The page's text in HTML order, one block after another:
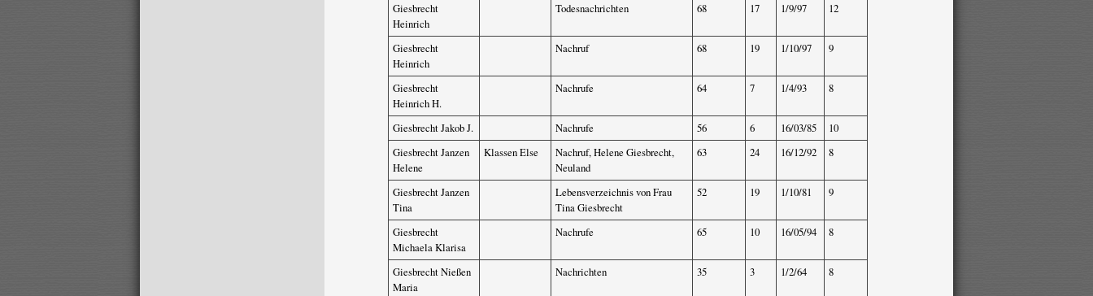
Giesbrecht
Heinrich
Todesnachrichten 68 17 1/9/97 12
Giesbrecht
Heinrich
Nachruf 68 19 1/10/97 9
Giesbrecht
Heinrich H.
Nachrufe 64 7 1/4/93 8
Giesbrecht Jakob J. Nachrufe 56 6 16/03/85
10
Giesbrecht Janzen
Helene
Klassen Else
Nachruf, Helene Giesbrecht,
Neuland
63 24 16/12/92 8
Giesbrecht Janzen
Tina
Lebensverzeichnis von Frau
Tina Giesbrecht
52 19 1/10/81 9
Giesbrecht
Michaela Klarisa
Nachrufe 65 10 16/05/94 8
Giesbrecht Nießen
Maria
Nachrichten 35 3 1/2/64 8